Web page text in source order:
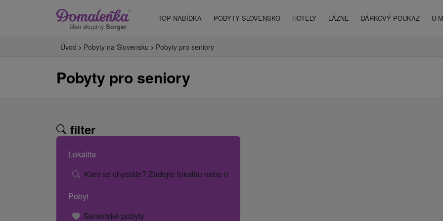
člen skupiny Sorger
TOP NABÍDKA POBYTY SLOVENSKO HOTELY LÁZNĚ DÁRKOVÝ POUKAZ U
Úvod Pobyty na Slovensku Pobyty pro seniory
Pobyty pro seniory
filter
Lokalita
Kam se chystáte? Zadejte lokalitu nebo název hotelu.
Pobyt
Seniorské pobyty